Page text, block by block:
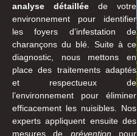
analyse détaillée de votre
environnement pour identifier
les foyers d’infestation de
charançons du blé. Suite à ce
diagnostic, nous mettons en
place des traitements adaptés
et respectueux de
l’environnement pour éliminer
efficacement les nuisibles. Nos
experts appliquent ensuite des
mesures de prévention pour